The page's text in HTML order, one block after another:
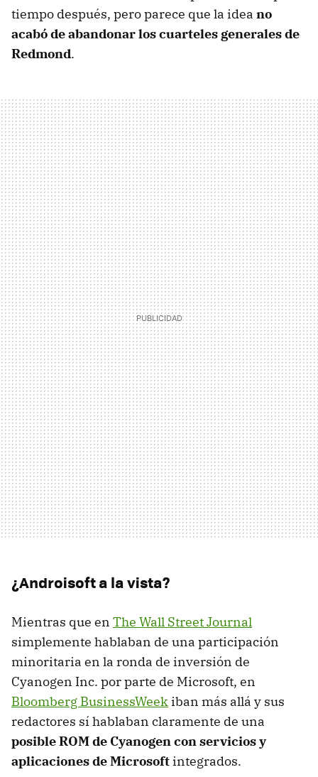
tiempo después, pero parece que la idea no
acabó de abandonar los cuarteles generales de
Redmond.
¿Androisoft a la vista?
Mientras que en The Wall Street Journal
simplemente hablaban de una participación
minoritaria en la ronda de inversión de
Cyanogen Inc. por parte de Microsoft, en
Bloomberg BusinessWeek iban más allá y sus
redactores sí hablaban claramente de una
posible ROM de Cyanogen con servicios y
aplicaciones de Microsoft integrados.